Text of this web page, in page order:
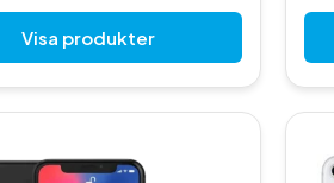
Visa produkter